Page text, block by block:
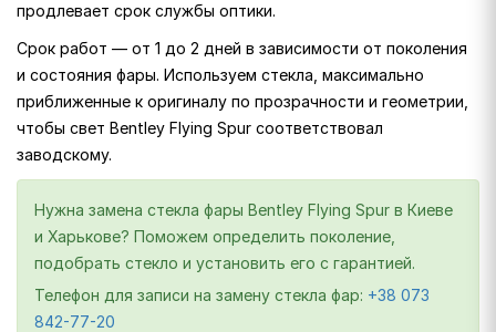
продлевает срок службы оптики.
Срок работ — от 1 до 2 дней в зависимости от поколения
и состояния фары. Используем стекла, максимально
приближенные к оригиналу по прозрачности и геометрии,
чтобы свет Bentley Flying Spur соответствовал
заводскому.
Нужна замена стекла фары Bentley Flying Spur в Киеве
и Харькове? Поможем определить поколение,
подобрать стекло и установить его с гарантией.
Телефон для записи на замену стекла фар: +38 073
842-77-20